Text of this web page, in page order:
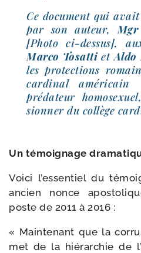
Ce docu­ment qui
par son auteur,
[Photo ci-​dessus],
Marco TosattietAldo
les pro­tec­tions
car­di­nal amé­ri­cain
pré­da­teur
sion­ner du col­lège
Un témoi­gnage
Voici l’essentiel du
ancien nonce
poste de 2011 à 2016 :
« Maintenant que la
met de la hié­rar­chie de